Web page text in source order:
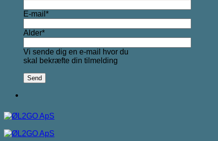
E-mail*
Alder*
Vi sende dig en e-mail hvor du
skal bekræfte din tilmelding